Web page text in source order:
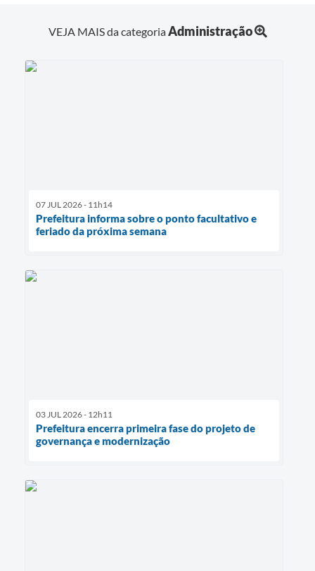
VEJA MAIS da categoriaAdministração
07 JUL 2026 - 11h14
Prefeitura informa sobre o ponto facultativo e
feriado da próxima semana
03 JUL 2026 - 12h11
Prefeitura encerra primeira fase do projeto de
governança e modernização